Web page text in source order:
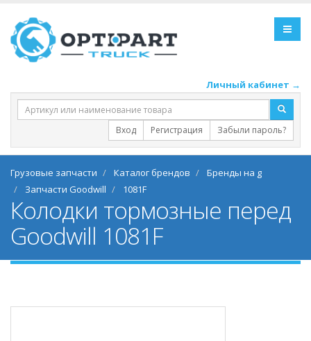
Личный кабинет →
Вход Регистрация Забыли пароль?
Грузовые запчасти Каталог брендов
Бренды на g
Запчасти Goodwill
1081F
Колодки тормозные перед
Goodwill 1081F